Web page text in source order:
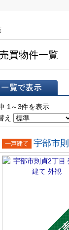
買物件一覧
1～3件を表示
え
売一戸建
て
宇部市